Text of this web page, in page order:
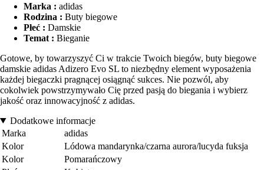
Marka : adidas
Rodzina : Buty biegowe
Płeć : Damskie
Temat : Bieganie
Gotowe, by towarzyszyć Ci w trakcie Twoich biegów, buty biegowe
damskie adidas Adizero Evo SL to niezbędny element wyposażenia
każdej biegaczki pragnącej osiągnąć sukces. Nie pozwól, aby
cokolwiek powstrzymywało Cię przed pasją do biegania i wybierz
jakość oraz innowacyjność z adidas.
Dodatkowe informacje
Marka
adidas
Kolor
Lódowa mandarynka/czarna aurora/lucyda fuksja
Kolor
Pomarańczowy